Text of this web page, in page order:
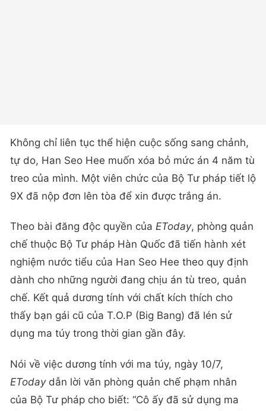
Không chỉ liên tục thể hiện cuộc sống sang chảnh,
tự do, Han Seo Hee muốn xóa bỏ mức án 4 năm tù
treo của mình. Một viên chức của Bộ Tư pháp tiết lộ
9X đã nộp đơn lên tòa để xin được trắng án.
Theo bài đăng độc quyền của EToday, phòng quản
chế thuộc Bộ Tư pháp Hàn Quốc đã tiến hành xét
nghiệm nước tiểu của Han Seo Hee theo quy định
dành cho những người đang chịu án tù treo, quản
chế. Kết quả dương tính với chất kích thích cho
thấy bạn gái cũ của T.O.P (Big Bang) đã lén sử
dụng ma túy trong thời gian gần đây.
Nói về việc dương tính với ma túy, ngày 10/7,
ETodaydẫn lời văn phòng quản chế phạm nhân
của Bộ Tư pháp cho biết: “Cô ấy đã sử dụng ma